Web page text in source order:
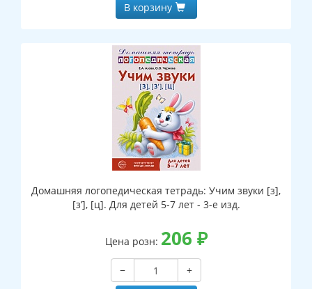
В корзину
Домашняя логопедическая тетрадь: Учим звуки [з],
[з’], [ц]. Для детей 5-7 лет - 3-е изд.
Цена розн: 206 ₽
−
+